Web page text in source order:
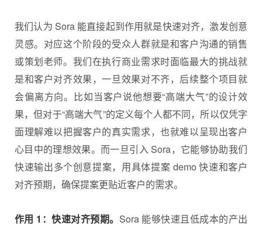
我们认为 Sora 能直接起到作用就是快速对齐，激发创意
灵感。对应这个阶段的受众人群就是和客户沟通的销售
或策划老师。我们在执行商业需求时面临最大的挑战就
是和客户对齐效果，一旦效果对不齐，后续整个项目就
会偏离方向。比如当客户说他想要“高端大气”的设计效
果，但对于“高端大气”的定义每个人都不同，所以仅凭字
面理解难以把握客户的真实需求，也就难以呈现出客户
心目中的理想效果。而一旦引入 Sora，它能够协助我们
快速输出多个创意提案，用具体提案 demo 快速和客户
对齐预期，确保提案更贴近客户的需求。
作用 1：快速对齐预期。 Sora 能够快速且低成本的产出